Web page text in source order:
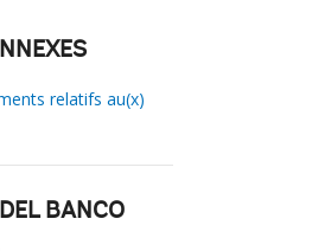
relatifs au(x)
BANCO